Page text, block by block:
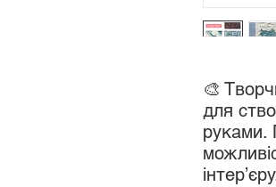
🎨
для
руками.